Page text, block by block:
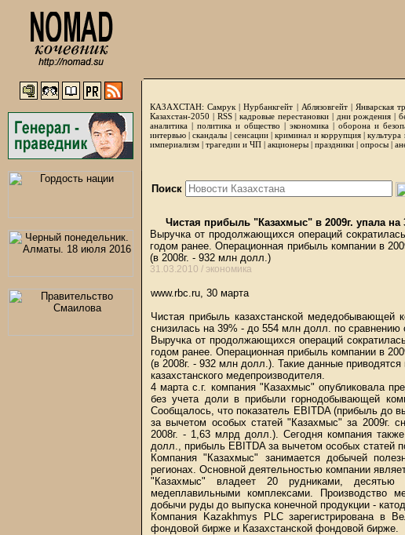
КАЗАХСТАН: Самрук |Нурбанкгейт | Аблязовгейт| Январская
Казахстан-2050 | RSS|кадровые перестановки| дни рождения |
аналитика | политика и общество | экономика | оборона и
интервью |скандалы | сенсации|криминал и коррупция|культура
империализм | трагедии и ЧП | акционеры | праздники | опросы |
Поиск
Чистая прибыль "Казахмыс" в 2009г. упала
Выручка от продолжающихся операций
годом ранее. Операционная прибыль компании в
(в 2008г. - 932 млн долл.)
31.03.2010 / экономика
www.rbc.ru, 30 марта
Чистая прибыль казахстанской медедобывающей
снизилась на 39% - до 554 млн долл. по сравнению
Выручка от продолжающихся операций
годом ранее. Операционная прибыль компании в
(в 2008г. - 932 млн долл.). Такие данные
казахстанского медепроизводителя.
4 марта с.г. компания "Казахмыс" опубликовала
без учета доли в прибыли горнодобывающей
Сообщалось, что показатель EBITDA (прибыль до
за вычетом особых статей "Казахмыс" за 2009г.
2008г. - 1,63 млрд долл.). Сегодня компания
долл., прибыль EBITDA за вычетом особых статей
Компания "Казахмыс" занимается добычей
регионах. Основной деятельностью компании
"Казахмыс" владеет 20 рудниками, десятью
медеплавильными комплексами. Производство
добычи руды до выпуска конечной продукции -
Компания Kazakhmys PLC зарегистрирована в
фондовой бирже и Казахстанской фондовой бирже.